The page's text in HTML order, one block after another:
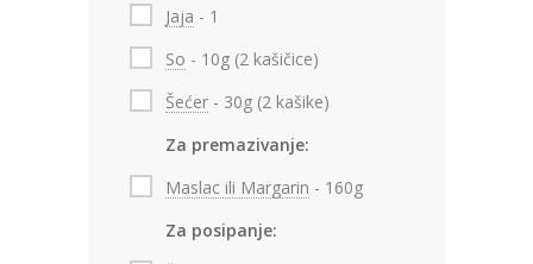
Jaja - 1
So - 10g (2 kašičice)
Šećer - 30g (2 kašike)
Za premazivanje:
Maslac ili Margarin - 160g
Za posipanje: